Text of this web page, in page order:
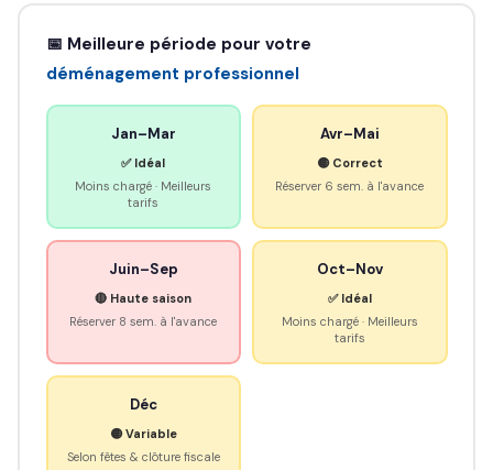
📅 Meilleure période pour votre
déménagement professionnel
Jan–Mar
✅ Idéal
Moins chargé · Meilleurs
tarifs
Avr–Mai
🟡 Correct
Réserver 6 sem. à l'avance
Juin–Sep
🔴 Haute saison
Réserver 8 sem. à l'avance
Oct–Nov
✅ Idéal
Moins chargé · Meilleurs
tarifs
Déc
🟡 Variable
Selon fêtes & clôture fiscale